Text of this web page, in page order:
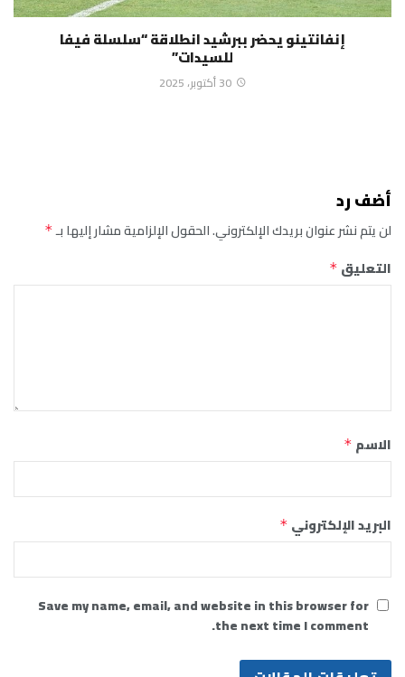
إنفانتينو يحضر ببرشيد انطلاقة “سلسلة فيفا
للسيدات”
30 أكتوبر، 2025
أضف رد
لن يتم نشر عنوان بريدك الإلكتروني.الحقول الإلزامية مشار إليها بـ*
التعليق *
الاسم *
البريد الإلكتروني *
Save my name, email, and website in this browser for
the next time I comment.